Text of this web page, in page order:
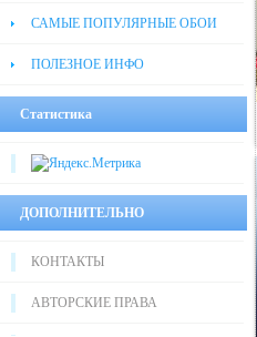
САМЫЕ ПОПУЛЯРНЫЕ ОБОИ
ПОЛЕЗНОЕ ИНФО
Статистика
ДОПОЛНИТЕЛЬНО
КОНТАКТЫ
АВТОРСКИЕ ПРАВА